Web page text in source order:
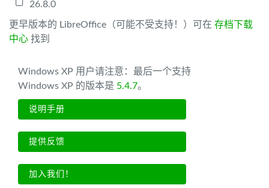
26.8.0
更早版本的 LibreOffice（可能不受支持！）可在 存档下载
中心 找到
Windows XP 用户请注意：最后一个支持
Windows XP 的版本是 5.4.7。
说明手册
提供反馈
加入我们！